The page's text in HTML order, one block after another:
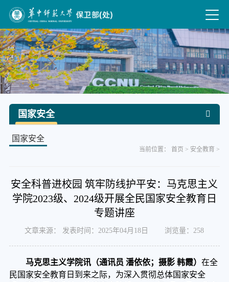
国家安全
国家安全
当前位置：首页 > 安全教育 >
安全科普进校园 筑牢防线护平安：马克思主义
学院2023级、2024级开展全民国家安全教育日
专题讲座
文章来源： 发表时间：2025年04月18日 浏览量：258
马克思主义学院讯（通讯员 潘依依；摄影 韩霞） 在全
民国家安全教育日到来之际，为深入贯彻总体国家安全